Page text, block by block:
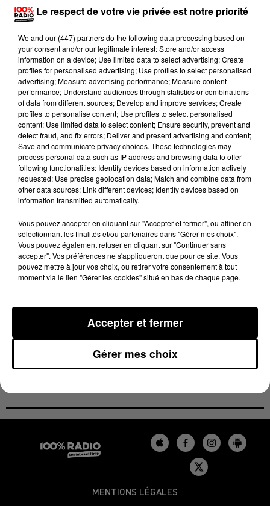
Publié : 13 septembre 2016 à 10h18 par Laurent Batigne
L'institut national universitaire Champollion a
effectué hier sa première rentrée en tant
qu'établissement autonome. C'est un nouveau statut
qui lui permettra de délivrer des diplômes
estampillés Champollion. ET cela attire: l'effectif de
Champollion sera cette année d'environ 4000
étudiants répartis sur le campus d'Albi
principalement mais aussi de castres et de Rodez.
Brigitte Pradin, la Directrice (notre photo), nous
présente les nouveaux cursus proposés à Albi:
Et Champollion est en pointe au niveau des outils
MENTIONS LÉGALES
Le respect de votre vie privée est notre priorité
We and our (447) partnersdo the following data processing based on
your consent and/or our legitimate interest: Store and/or access
information on a device; Use limited data to select advertising; Create
profiles for personalised advertising; Use profiles to select personalised
advertising; Measure advertising performance; Measure content
performance; Understand audiences through statistics or combinations
of data from different sources; Develop and improve services; Create
profiles to personalise content; Use profiles to select personalised
content; Use limited data to select content; Ensure security, prevent and
detect fraud, and fix errors; Deliver and present advertising and content;
Save and communicate privacy choices. These technologies may
process personal data such as IP address and browsing data to offer
following functionalities: Identify devices based on information actively
requested; Use precise geolocation data; Match and combine data from
other data sources; Link different devices; Identify devices based on
information transmitted automatically.
Vous pouvez accepter en cliquant sur "Accepter et fermer", ou affiner en
sélectionnant les finalités et/ou partenaires dans "Gérer mes choix".
Vous pouvez également refuser en cliquant sur "Continuer sans
accepter". Vos préférences ne s'appliqueront que pour ce site. Vous
pouvez mettre à jour vos choix, ou retirer votre consentement à tout
moment via le lien "Gérer les cookies" situé en bas de chaque page.
Gérer mes choix
Accepter et fermer